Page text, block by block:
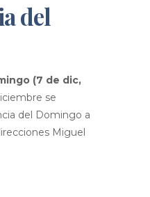
del
(7 de dic,
se
del Domingo a
Miguel